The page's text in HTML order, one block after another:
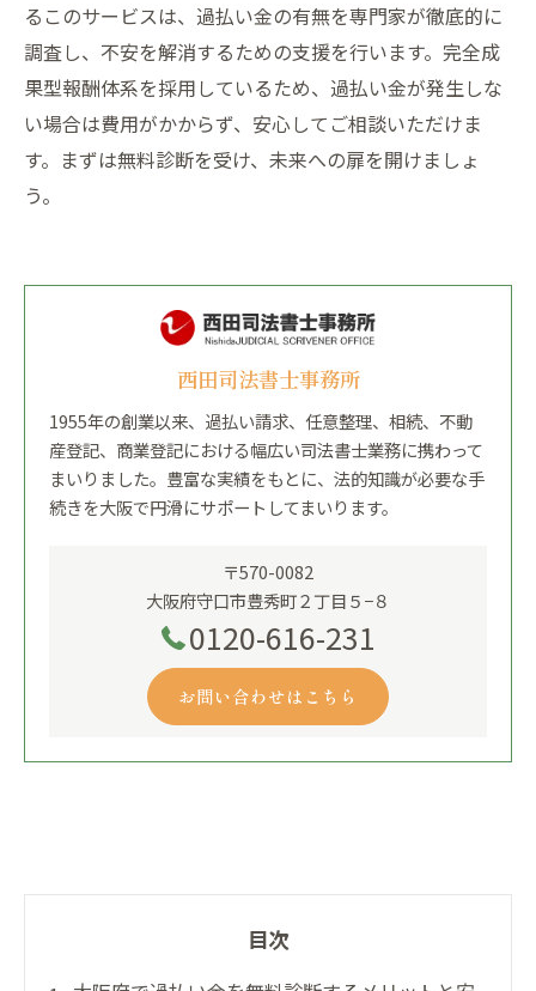
るこのサービスは、過払い金の有無を専門家が徹底的に
調査し、不安を解消するための支援を行います。完全成
果型報酬体系を採用しているため、過払い金が発生しな
い場合は費用がかからず、安心してご相談いただけま
す。まずは無料診断を受け、未来への扉を開けましょ
う。
西田司法書士事務所
1955年の創業以来、過払い請求、任意整理、相続、不動
産登記、商業登記における幅広い司法書士業務に携わって
まいりました。豊富な実績をもとに、法的知識が必要な手
続きを大阪で円滑にサポートしてまいります。
〒570-0082
大阪府守口市豊秀町２丁目５−８
0120-616-231
お問い合わせはこちら
目次